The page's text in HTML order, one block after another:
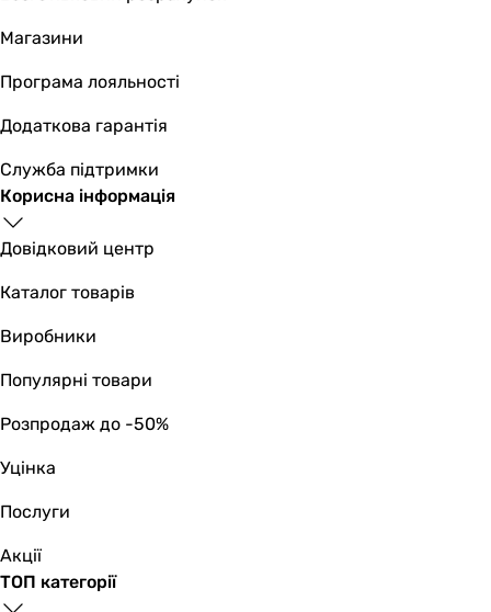
зворотний осмос
зворотний осмос
зворотний осмос
зворотний осмос
зворотний осмос
зворотний осмос
зворотний осмос
Якість очищення
-
-
98 %
98 %
98 %
98 %
98 %
Ефективне очищення
від органічних сполук, від бактерій, від механічних
Магазини
Програма лояльності
Додаткова гарантія
Служба підтримки
Корисна інформація
Довідковий центр
Каталог товарів
Виробники
Популярні товари
Розпродаж до -50%
Уцінка
Послуги
Акції
ТОП категорії